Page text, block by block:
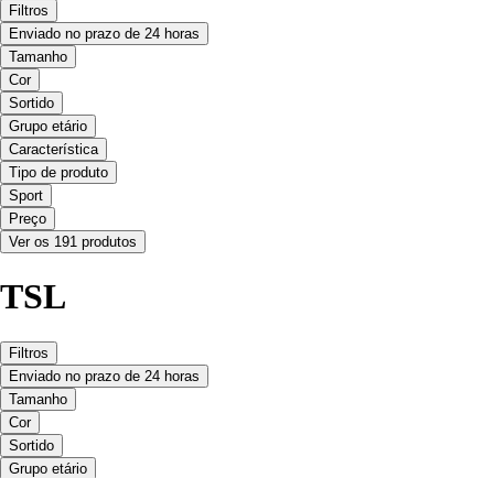
Filtros
Enviado no prazo de 24 horas
Tamanho
Cor
Sortido
Grupo etário
Característica
Tipo de produto
Sport
Preço
Ver os 191 produtos
TSL
Filtros
Enviado no prazo de 24 horas
Tamanho
Cor
Sortido
Grupo etário